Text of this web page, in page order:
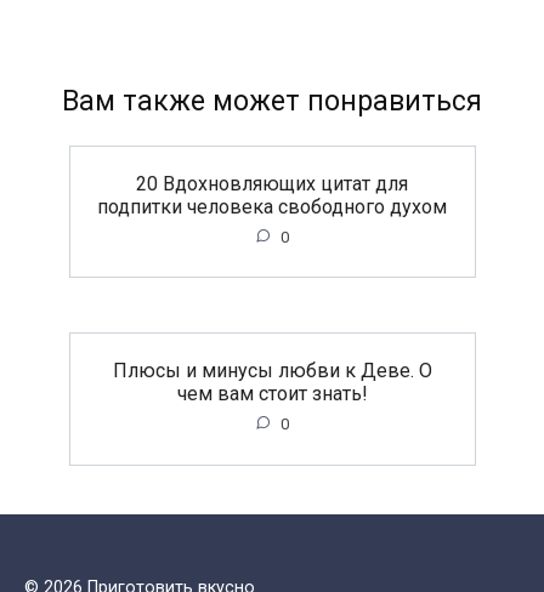
Вам также может понравиться
20 Вдохновляющих цитат для
подпитки человека свободного духом
0
Плюсы и минусы любви к Деве. О
чем вам стоит знать!
0
© 2026 Приготовить вкусно